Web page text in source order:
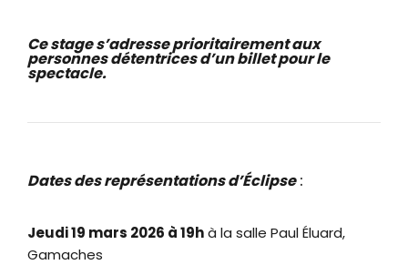
Ce stage s’adresse prioritairement aux
personnes détentrices d’un billet pour le
spectacle.
Dates des représentations d’Éclipse:
Jeudi 19 mars 2026 à 19hà la salle Paul Éluard,
Gamaches